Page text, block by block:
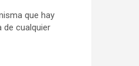
que hay
de cualquier